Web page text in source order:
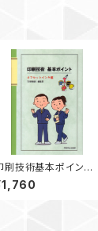
刷技術基本ポイント
フセットインキ編